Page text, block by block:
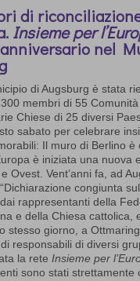
di
Insieme per
nel
di Augsburg è stata
membri di 55
Chiese di 25 diversi
sabato per celebrare
Il muro di Berlino è
è iniziata una nuova
Ovest. Vent’anni fa, ad
congiunta
rappresentanti della
e della Chiesa cattolica,
stesso giorno, a
responsabili di diversi
la rete Insieme per
sono stati strettamente